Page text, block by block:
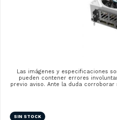
Las imágenes y especificaciones
pueden contener errores
previo aviso. Ante la duda
SIN STOCK